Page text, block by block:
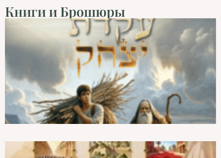
Книги и Брошюры